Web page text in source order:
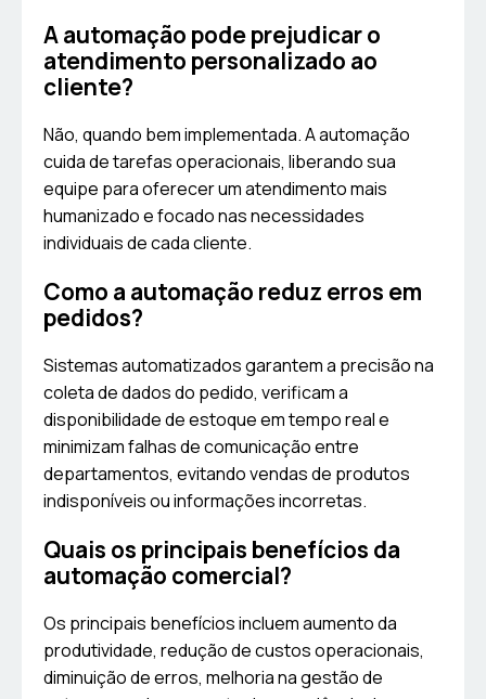
A automação pode prejudicar o
atendimento personalizado ao
cliente?
Não, quando bem implementada. A automação
cuida de tarefas operacionais, liberando sua
equipe para oferecer um atendimento mais
humanizado e focado nas necessidades
individuais de cada cliente.
Como a automação reduz erros em
pedidos?
Sistemas automatizados garantem a precisão na
coleta de dados do pedido, verificam a
disponibilidade de estoque em tempo real e
minimizam falhas de comunicação entre
departamentos, evitando vendas de produtos
indisponíveis ou informações incorretas.
Quais os principais benefícios da
automação comercial?
Os principais benefícios incluem aumento da
produtividade, redução de custos operacionais,
diminuição de erros, melhoria na gestão de